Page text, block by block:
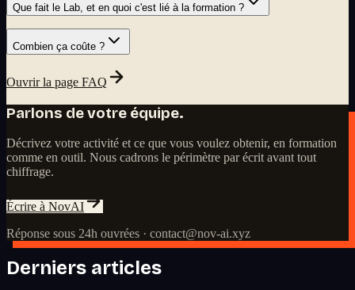
Que fait le Lab, et en quoi c'est lié à la formation ?
Combien ça coûte ?
Ouvrir la page FAQ
Parlons de votre équipe.
Décrivez votre activité et ce que vous voulez obtenir, en formation
comme en outil. Nous cadrons le périmètre par écrit avant tout
chiffrage.
Écrire à NovAI
Réponse sous 24h ouvrées · contact@nov-ai.xyz
Derniers articles